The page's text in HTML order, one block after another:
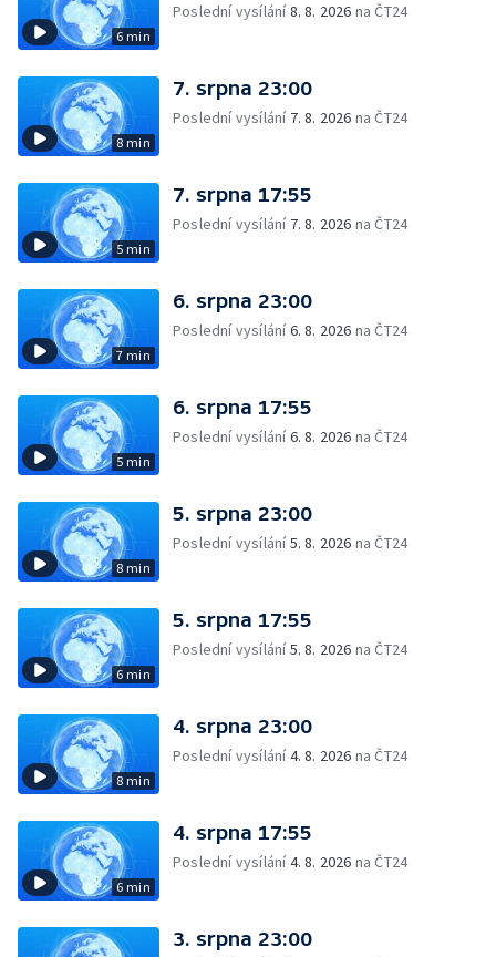
6 min
Poslední vysílání8. 8. 2026 na ČT24
8 min
7. srpna 23:00
Poslední vysílání 7. 8. 2026 na ČT24
5 min
7. srpna 17:55
Poslední vysílání 7. 8. 2026 na ČT24
7 min
6. srpna 23:00
Poslední vysílání6. 8. 2026 na ČT24
5 min
6. srpna 17:55
Poslední vysílání6. 8. 2026 na ČT24
8 min
5. srpna 23:00
Poslední vysílání5. 8. 2026 na ČT24
6 min
5. srpna 17:55
Poslední vysílání5. 8. 2026 na ČT24
8 min
4. srpna 23:00
Poslední vysílání4. 8. 2026 na ČT24
6 min
4. srpna 17:55
Poslední vysílání4. 8. 2026 na ČT24
3. srpna 23:00